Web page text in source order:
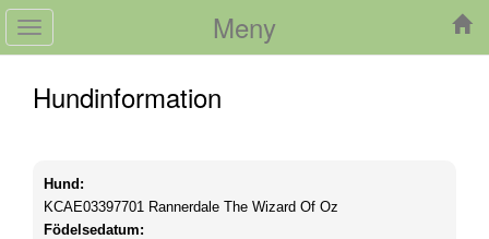
Meny
Toggle
navigation
Hundinformation
Hund:
KCAE03397701 Rannerdale The Wizard Of Oz
Födelsedatum: